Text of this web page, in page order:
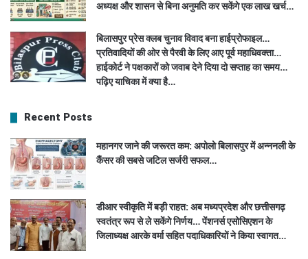
अध्यक्ष और शासन से बिना अनुमति कर सकेंगे एक लाख खर्च…
बिलासपुर प्रेस क्लब चुनाव विवाद बना हाईप्रोफाइल…
प्रतिवादियों की ओर से पैरवी के लिए आए पूर्व महाधिवक्ता…
हाईकोर्ट ने पक्षकारों को जवाब देने दिया दो सप्ताह का समय…
पढ़िए याचिका में क्या है…
Recent Posts
महानगर जाने की जरूरत कम: अपोलो बिलासपुर में अन्ननली के
कैंसर की सबसे जटिल सर्जरी सफल…
डीआर स्वीकृति में बड़ी राहत: अब मध्यप्रदेश और छत्तीसगढ़
स्वतंत्र रूप से ले सकेंगे निर्णय… पेंशनर्स एसोसिएशन के
जिलाध्यक्ष आरके वर्मा सहित पदाधिकारियों ने किया स्वागत…